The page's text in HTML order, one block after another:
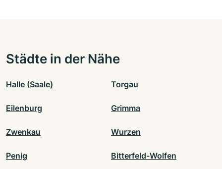
Städte in der Nähe
Halle (Saale) Torgau
Eilenburg Grimma
Zwenkau Wurzen
Penig Bitterfeld-Wolfen